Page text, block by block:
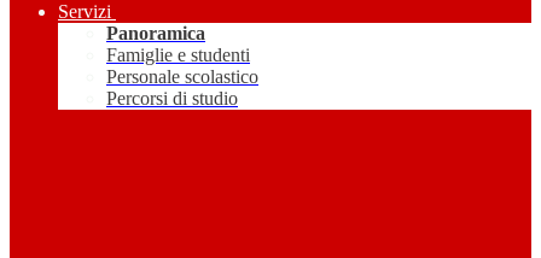
Servizi
Panoramica
Famiglie e studenti
Personale scolastico
Percorsi di studio